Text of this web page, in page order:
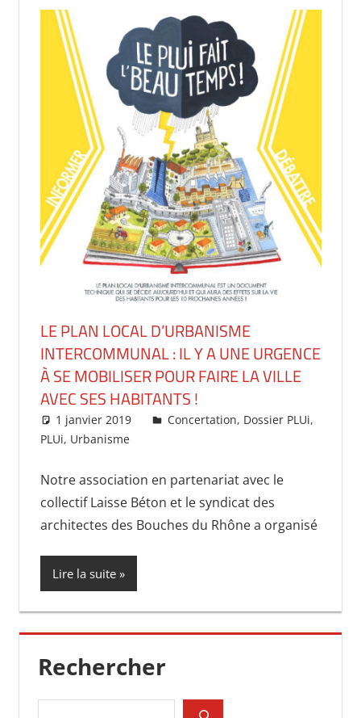
LE PLAN LOCAL D’URBANISME
INTERCOMMUNAL : IL Y A UNE URGENCE
À SE MOBILISER POUR FAIRE LA VILLE
AVEC SES HABITANTS !
1 janvier 2019 uncentrevillepourtous
Concertation, Dossier PLUi,
PLUi, Urbanisme
Notre association en partenariat avec le
collectif Laisse Béton et le syndicat des
architectes des Bouches du Rhône a organisé
Lire la suite
Rechercher